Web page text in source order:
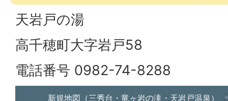
天岩戸の湯
高千穂町大字岩戸58
電話番号 0982-74-8288